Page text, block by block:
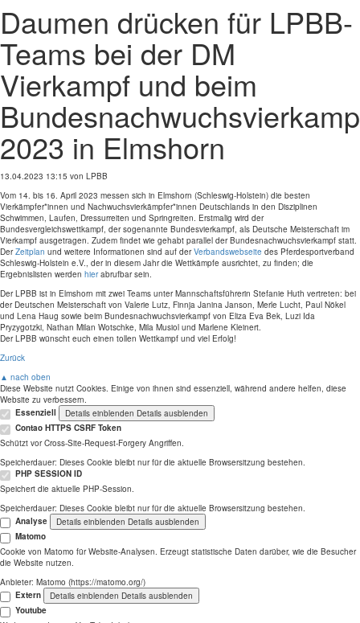
Daumen drücken für LPBB-
Teams bei der DM
Vierkampf und beim
2023 in Elmshorn
13.04.2023 13:15 von LPBB
Vom 14. bis 16. April 2023 messen sich in Elmshorn (Schleswig-Holstein) die besten
Vierkämpfer*innen und Nachwuchsvierkämpfer*innen Deutschlands in den Disziplinen
Schwimmen, Laufen, Dressurreiten und Springreiten. Erstmalig wird der
Bundesvergleichswettkampf, der sogenannte Bundesvierkampf, als Deutsche Meisterschaft im
Vierkampf ausgetragen. Zudem findet wie gehabt parallel der Bundesnachwuchsvierkampf statt.
DerZeitplan und weitere Informationen sind auf derVerbandswebseite des Pferdesportverband
Schleswig-Holstein e.V., der in diesem Jahr die Wettkämpfe ausrichtet, zu finden; die
Ergebnislisten werden hierabrufbar sein.
Der LPBB ist in Elmshorn mit zwei Teams unter Mannschaftsführerin Stefanie Huth vertreten: bei
der Deutschen Meisterschaft von Valerie Lutz, Finnja Janina Janson, Merle Lucht, Paul Nökel
und Lena Haug sowie beim Bundesnachwuchsvierkampf von Eliza Eva Bek, Luzi Ida
Pryzygotzki, Nathan Milan Wotschke, Mila Musiol und Marlene Kleinert.
Der LPBB wünscht euch einen tollen Wettkampf und viel Erfolg!
Zurück
▲ nach oben
Diese Website nutzt Cookies. Einige von ihnen sind essenziell, während andere helfen, diese
Website zu verbessern.
Essenziell
Details einblenden Details ausblenden
Contao HTTPS CSRF Token
Schützt vor Cross-Site-Request-Forgery Angriffen.
Speicherdauer: Dieses Cookie bleibt nur für die aktuelle Browsersitzung bestehen.
PHP SESSION ID
Speichert die aktuelle PHP-Session.
Speicherdauer: Dieses Cookie bleibt nur für die aktuelle Browsersitzung bestehen.
Analyse
Details einblenden Details ausblenden
Matomo
Cookie von Matomo für Website-Analysen. Erzeugt statistische Daten darüber, wie die Besucher
die Website nutzen.
Anbieter: Matomo (https://matomo.org/)
Extern
Details einblenden Details ausblenden
Youtube